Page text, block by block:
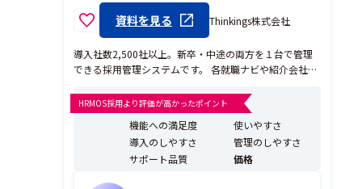
資料を見る Thinkings株式会社
導入社数2,500社以上。新卒・中途の両方を１台で管理
できる採用管理システムです。 各就職ナビや紹介会社
のデータを一元管理し、直感的なユーザーインターフェ
ースにより、応募者への連絡や状況の分析、さらに応募
者への効果的な動機形成を図ることが可能です。採用を
HRMOS採用より評価が高かったポイント
機能への満足度
使いやすさ
導入のしやすさ
管理のしやすさ
サポート品質
価格